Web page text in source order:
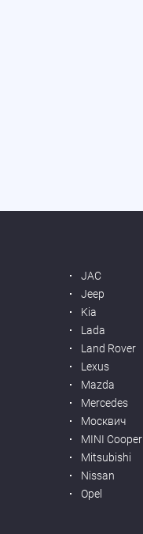
JAC
Jeep
Kia
Lada
Land Rover
Lexus
Mazda
Mercedes
Москвич
MINI Cooper
Mitsubishi
Nissan
Opel